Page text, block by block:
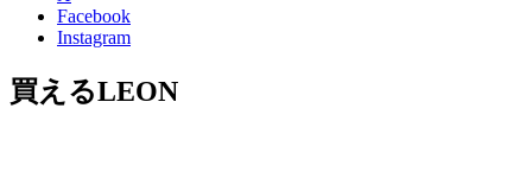
Facebook
Instagram
買えるLEON